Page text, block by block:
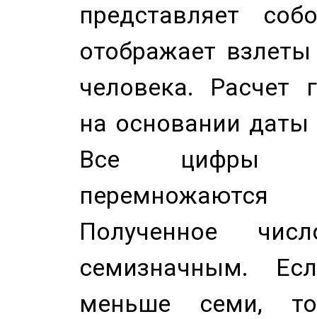
представляет
отображает
человека. Расчет
на основании
Все цифры
Полученное
семизначным.
меньше семи,